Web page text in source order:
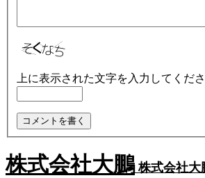
上に表示された文字を入力してくださ
株式会社大鵬 株式会社大